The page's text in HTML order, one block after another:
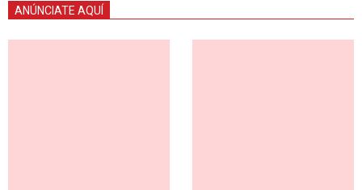
ANÚNCIATE AQUÍ